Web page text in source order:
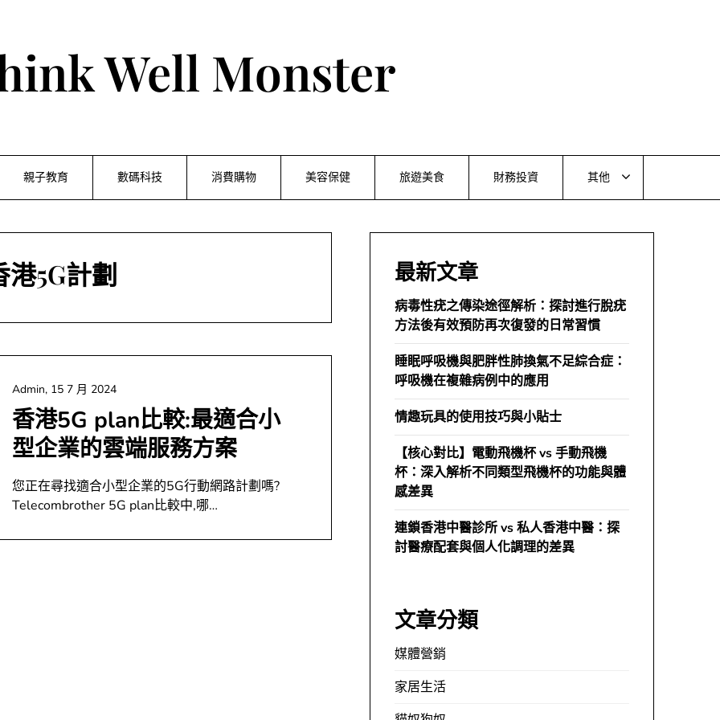
Well Monster
親子教育 數碼科技 消費購物 美容保健 旅遊美食 財務投資 其他
港5G計劃
香港5G plan比較:最適合小
型企業的雲端服務方案
Admin, 15 7 月 2024
您正在尋找適合小型企業的5G行動網路計劃嗎?
Telecombrother 5G plan比較中,哪…
最新文章
病毒性疣之傳染途徑解析：探討進行脫疣
方法後有效預防再次復發的日常習慣
睡眠呼吸機與肥胖性肺換氣不足綜合症：
呼吸機在複雜病例中的應用
情趣玩具的使用技巧與小貼士
【核心對比】電動飛機杯 vs 手動飛機
杯：深入解析不同類型飛機杯的功能與體
感差異
連鎖香港中醫診所 vs 私人香港中醫：探
討醫療配套與個人化調理的差異
文章分類
媒體營銷
家居生活